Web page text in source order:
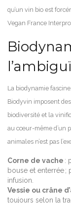
qu’un vin bio est
Vegan France
La biodynamie
Biodyvin imposent
biodiversité et la
au cœur-même d’un
animales n’est pas
Corne de vache :
bouse et enterrée ;
infusion.
Vessie ou crâne
toujours selon la